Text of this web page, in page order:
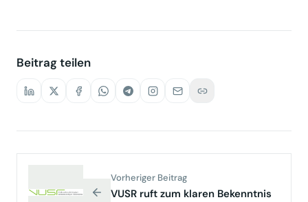
Beitrag teilen
Vorheriger Beitrag
VUSR ruft zum klaren Bekenntnis